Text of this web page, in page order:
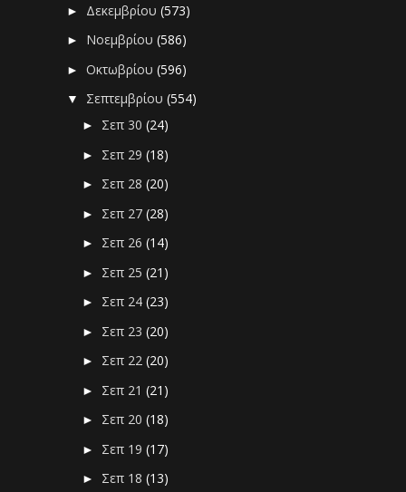
► Δεκεμβρίου(573)
► Νοεμβρίου(586)
►Οκτωβρίου(596)
▼ Σεπτεμβρίου(554)
► Σεπ 30(24)
► Σεπ 29(18)
► Σεπ 28(20)
► Σεπ 27(28)
► Σεπ 26(14)
► Σεπ 25(21)
► Σεπ 24(23)
► Σεπ 23(20)
► Σεπ 22(20)
► Σεπ 21(21)
► Σεπ 20(18)
► Σεπ 19(17)
► Σεπ 18(13)